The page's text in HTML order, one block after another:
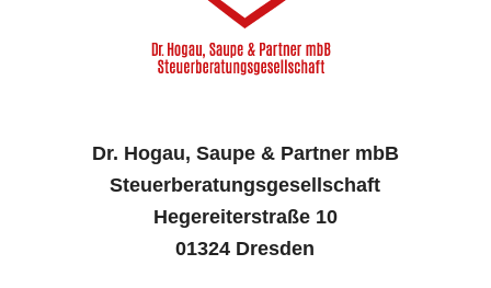
Dr. Hogau, Saupe & Partner mbB
Steuerberatungsgesellschaft
Hegereiterstraße 10
01324 Dresden